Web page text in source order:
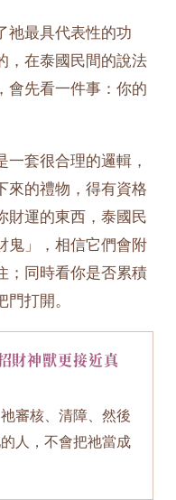
祂最具代表性的功
，在泰國民間的說法
會先看一件事：你的
套很合理的邏輯，
來的禮物，得有資格
財運的東西，泰國民
鬼」，相信它們會附
；同時看你是否累積
打開。
財神獸更接近真
審核、清障、然後
人，不會把祂當成